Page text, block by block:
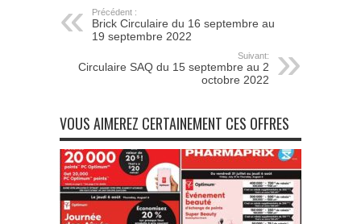
Précédent :
Brick Circulaire du 16 septembre au
19 septembre 2022
Suivant:
Circulaire SAQ du 15 septembre au 2
octobre 2022
VOUS AIMEREZ CERTAINEMENT CES OFFRES